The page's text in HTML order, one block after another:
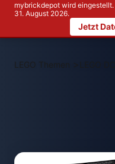
mybrickdepot wird
31. August 2026.
Jetzt
LEGO Themen >